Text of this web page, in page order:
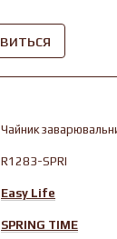
Чайник
R1283-SPRI
Easy Life
SPRING TIME